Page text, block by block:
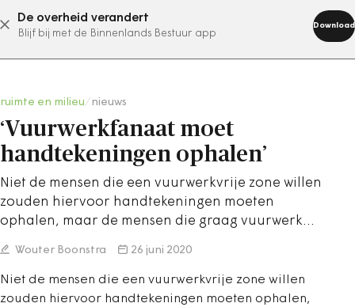
De overheid verandert
Blijf bij met de Binnenlands Bestuur app
Download
abonneer nu
ruimte en milieu nieuws
‘Vuurwerkfanaat moet
handtekeningen ophalen’
Niet de mensen die een vuurwerkvrije zone willen
zouden hiervoor handtekeningen moeten
ophalen, maar de mensen die graag vuurwerk…
Wouter Boonstra 26 juni 2020
Niet de mensen die een vuurwerkvrije zone willen
zouden hiervoor handtekeningen moeten ophalen,